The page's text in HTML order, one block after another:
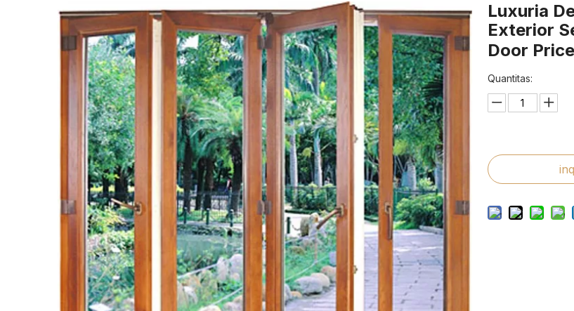
Luxuria
Exterior
Door Price
Quantitas: